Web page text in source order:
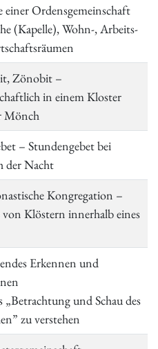
einer Ordensgemeinschaft
(Kapelle), Wohn-, Arbeits-
Zönobit –
in einem Kloster
Mönch
– Stundengebet bei
der Nacht
Kongregation –
Klöstern innerhalb eines
Erkennen und
„Betrachtung und Schau des
zu verstehen